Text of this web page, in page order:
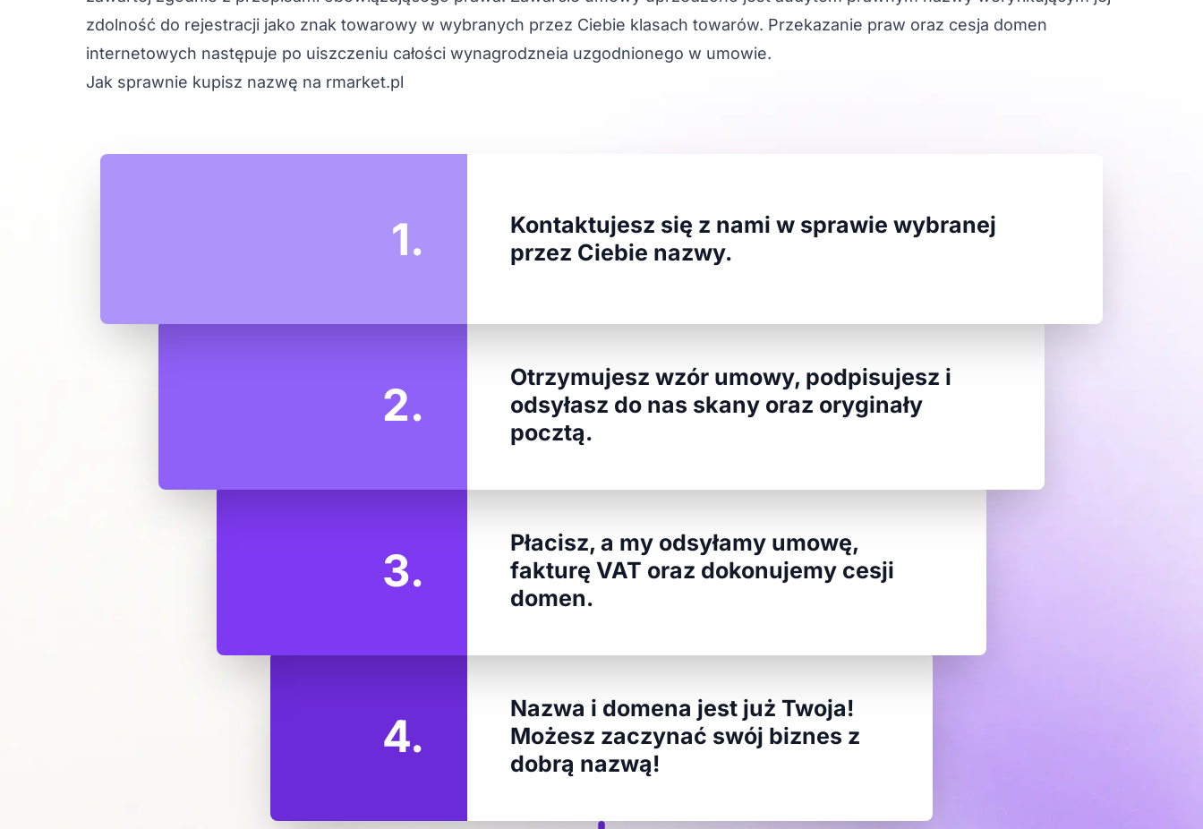
zdolność do rejestracji jako znak towarowy w wybranych przez Ciebie klasach towarów. Przekazanie praw oraz cesja domen
internetowych następuje po uiszczeniu całości wynagrodzneia uzgodnionego w umowie.
Jak sprawnie kupisz nazwę na rmarket.pl
1.
Kontaktujesz się z nami w sprawie wybranej
przez Ciebie nazwy.
2.
Otrzymujesz wzór umowy, podpisujesz i
odsyłasz do nas skany oraz oryginały
pocztą.
3.
Płacisz, a my odsyłamy umowę,
fakturę VAT oraz dokonujemy cesji
domen.
4.
Nazwa i domena jest już Twoja!
Możesz zaczynać swój biznes z
dobrą nazwą!